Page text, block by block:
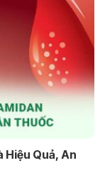
Hiệu Quả, An